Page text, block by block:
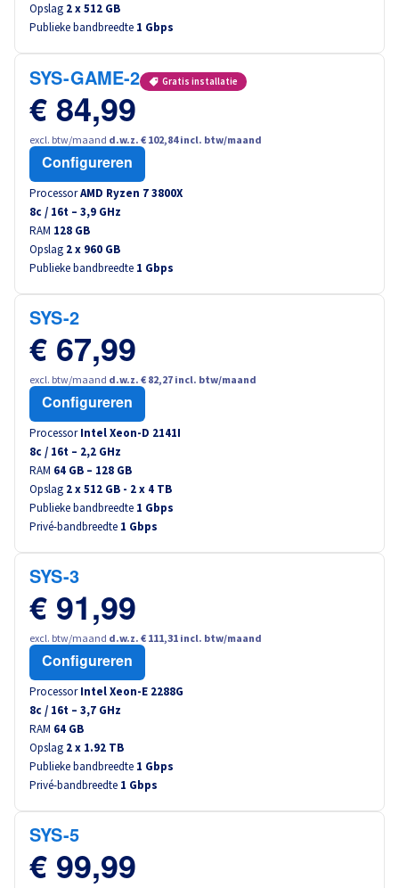
Opslag 2 x 512 GB
Publieke bandbreedte 1 Gbps
SYS-GAME-2 Gratis installatie
€ 84,99
excl. btw/maand d.w.z. € 102,84 incl. btw/maand
Configureren
ProcessorAMD Ryzen 7 3800X
8c / 16t – 3,9 GHz
RAM 128 GB
Opslag 2 x 960 GB
Publieke bandbreedte 1 Gbps
SYS-2
€ 67,99
excl. btw/maand d.w.z. € 82,27 incl. btw/maand
Configureren
Processor Intel Xeon-D 2141I
8c / 16t – 2,2 GHz
RAM 64 GB – 128 GB
Opslag 2 x 512 GB - 2 x 4 TB
Publieke bandbreedte 1 Gbps
Privé-bandbreedte 1 Gbps
SYS-3
€ 91,99
excl. btw/maand d.w.z. € 111,31 incl. btw/maand
Configureren
Processor Intel Xeon-E 2288G
8c / 16t – 3,7 GHz
RAM 64 GB
Opslag 2 x 1.92 TB
Publieke bandbreedte 1 Gbps
Privé-bandbreedte 1 Gbps
SYS-5
€ 99,99